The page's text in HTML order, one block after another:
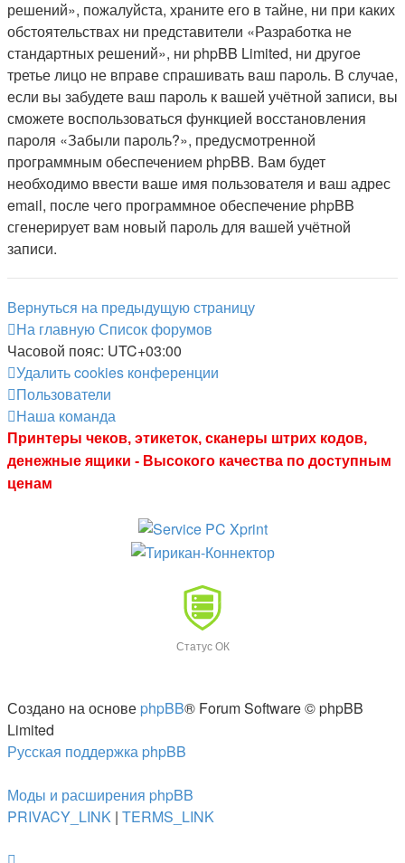
решений», пожалуйста, храните его в тайне, ни при каких
обстоятельствах ни представители «Разработка не
стандартных решений», ни phpBB Limited, ни другое
третье лицо не вправе спрашивать ваш пароль. В случае,
если вы забудете ваш пароль к вашей учётной записи, вы
сможете воспользоваться функцией восстановления
пароля «Забыли пароль?», предусмотренной
программным обеспечением phpBB. Вам будет
необходимо ввести ваше имя пользователя и ваш адрес
email, после чего программное обеспечение phpBB
сгенерирует вам новый пароль для вашей учётной
записи.
Вернуться на предыдущую страницу
На главнуюСписок форумов
Часовой пояс: UTC+03:00
Удалить cookies конференции
Пользователи
Наша команда
Принтеры чеков, этикеток, сканеры штрих кодов,
денежные ящики - Высокого качества по доступным
ценам
Статус ОК
Создано на основе phpBB® Forum Software © phpBB
Limited
Русская поддержка phpBB
Моды и расширения phpBB
PRIVACY_LINK | TERMS_LINK